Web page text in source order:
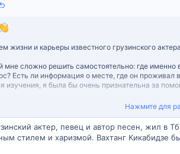
жизни и карьеры известного грузинского
мне сложно решить самостоятельно: где
Есть ли информация о месте, где он
изучения, я была бы очень признательна за
Нажмите для
актер, певец и автор песен, жил в
стилем и харизмой. Вахтанг Кикабидзе